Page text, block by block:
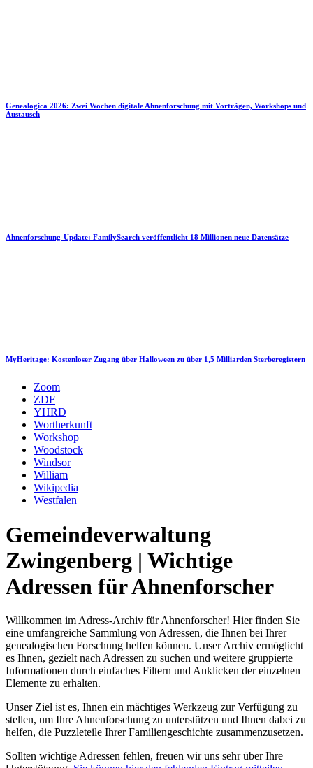
Genealogica 2026: Zwei Wochen digitale Ahnenforschung mit Vorträgen, Workshops und
Austausch
Ahnenforschung-Update: FamilySearch veröffentlicht 18 Millionen neue Datensätze
MyHeritage: Kostenloser Zugang über Halloween zu über 1,5 Milliarden Sterberegistern
Zoom
ZDF
YHRD
Wortherkunft
Workshop
Woodstock
Windsor
William
Wikipedia
Westfalen
Gemeindeverwaltung
Zwingenberg | Wichtige
Adressen für Ahnenforscher
Willkommen im Adress-Archiv für Ahnenforscher! Hier finden Sie
eine umfangreiche Sammlung von Adressen, die Ihnen bei Ihrer
genealogischen Forschung helfen können. Unser Archiv ermöglicht
es Ihnen, gezielt nach Adressen zu suchen und weitere gruppierte
Informationen durch einfaches Filtern und Anklicken der einzelnen
Elemente zu erhalten.
Unser Ziel ist es, Ihnen ein mächtiges Werkzeug zur Verfügung zu
stellen, um Ihre Ahnenforschung zu unterstützen und Ihnen dabei zu
helfen, die Puzzleteile Ihrer Familiengeschichte zusammenzusetzen.
Sollten wichtige Adressen fehlen, freuen wir uns sehr über Ihre